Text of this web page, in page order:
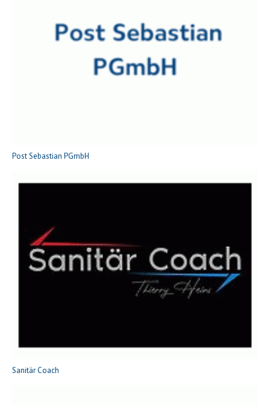
Post Sebastian PGmbH
Sanitär Coach